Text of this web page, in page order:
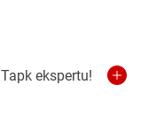
Tapk ekspertu!